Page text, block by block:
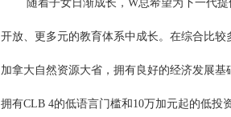
随着子女日渐成长，W总希望为下一代
开放、更多元的教育体系中成长。在综合比
加拿大自然资源大省，拥有良好的经济发展
拥有CLB 4的低语言门槛和10万加元起的低投